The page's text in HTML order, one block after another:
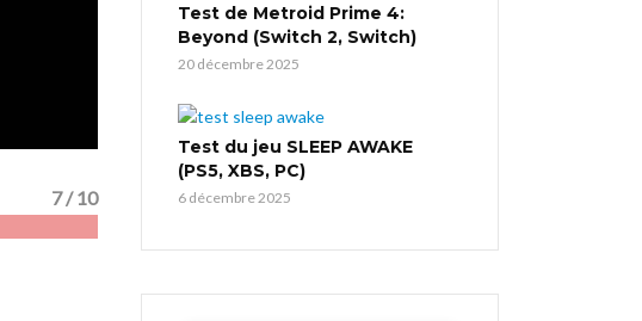
7 / 10
Test de Metroid Prime 4:
Beyond (Switch 2, Switch)
20 décembre 2025
Test du jeu SLEEP AWAKE
(PS5, XBS, PC)
6 décembre 2025